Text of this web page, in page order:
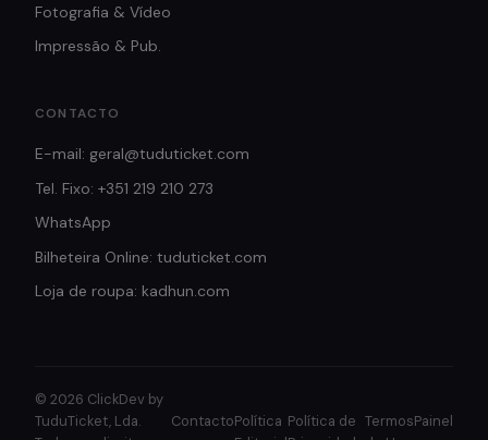
Fotografia & Vídeo
Impressão & Pub.
CONTACTO
E-mail: geral@tuduticket.com
Tel. Fixo: +351 219 210 273
WhatsApp
Bilheteira Online: tuduticket.com
Loja de roupa: kadhun.com
© 2026 ClickDev by
TuduTicket, Lda.
ContactoPolítica Política de TermosPainel